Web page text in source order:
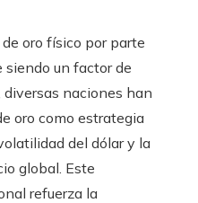
oro físico por parte
siendo un factor de
diversas naciones han
oro como estrategia
del dólar y la
global. Este
refuerza la